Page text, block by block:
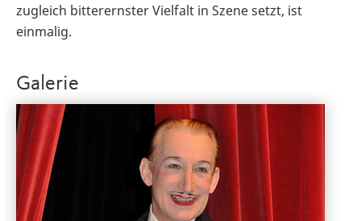
zugleich bitterernster Vielfalt in Szene setzt, ist
einmalig.
Galerie